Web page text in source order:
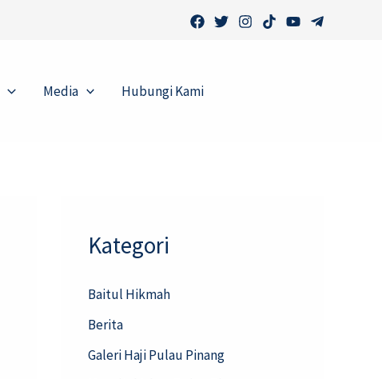
Media Hubungi Kami
Kategori
Baitul Hikmah
Berita
Galeri Haji Pulau Pinang